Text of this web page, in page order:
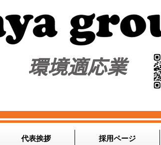
​環境適応業
代表挨拶 採用ページ